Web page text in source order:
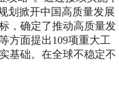
划掀开中国高质量发展
，确定了推动高质量发
方面提出109项重大工
基础。在全球不稳定不